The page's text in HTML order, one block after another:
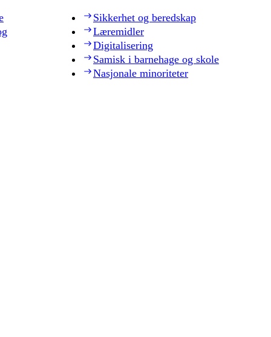
Sikkerhet og beredskap
Læremidler
Digitalisering
Samisk i barnehage og skole
Nasjonale minoriteter